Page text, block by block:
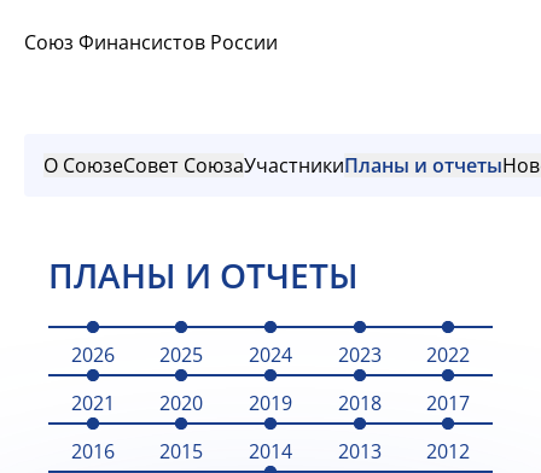
Союз Финансистов России
О СоюзеСовет СоюзаУчастникиПланы и отчеты
ПЛАНЫ И ОТЧЕТЫ
2026 2025 2024 2023
2022
2021
2020 2019 2018
2017
2016
2015 2014 2013
2012